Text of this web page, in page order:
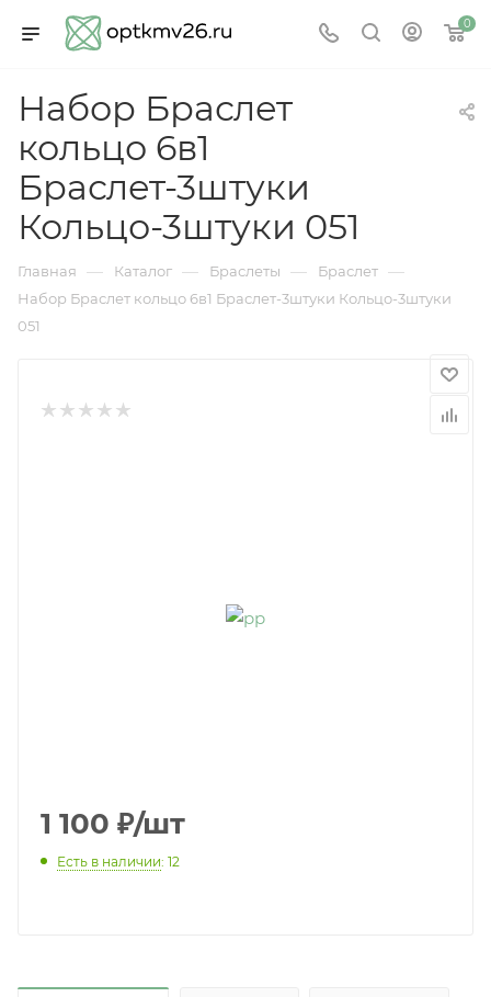
0
Набор Браслет
кольцо 6в1
Браслет-3штуки
Кольцо-3штуки 051
Главная — Каталог — Браслеты — Браслет —
Набор Браслет кольцо 6в1 Браслет-3штуки Кольцо-3штуки
051
1 100 ₽/шт
Есть в наличии: 12